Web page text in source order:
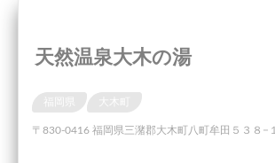
天然温泉大木の湯
〒830-0416 福岡県三潴郡大木町八町牟田５３８−１